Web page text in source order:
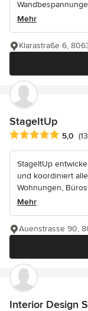
Mehr
Klarastraße 6,
StageItUp
Durchschnittliche
5,0
StageItUp
und koordiniert
Wohnungen,
Mehr
Auenstrasse 90,
Interior Design